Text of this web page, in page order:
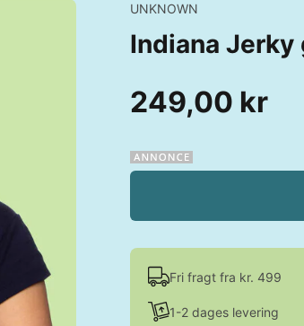
UNKNOWN
Indiana
249,00 kr
Fri fragt fra kr. 499
1-2 dages levering